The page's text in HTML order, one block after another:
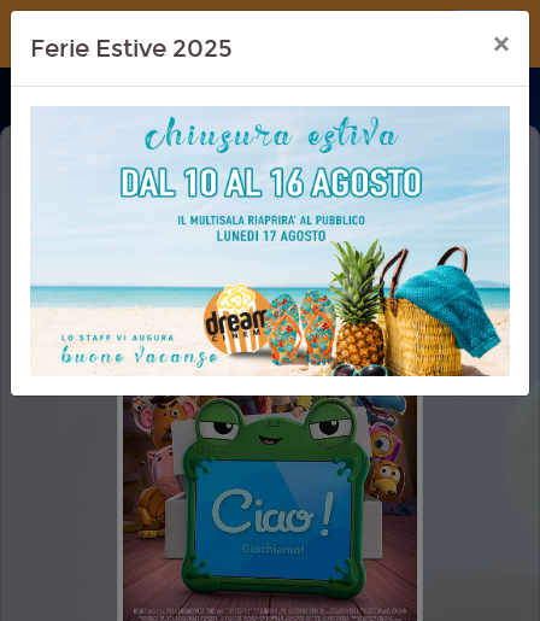
Dream Cinema
TOY STORY 5
Ferie Estive 2025 ×